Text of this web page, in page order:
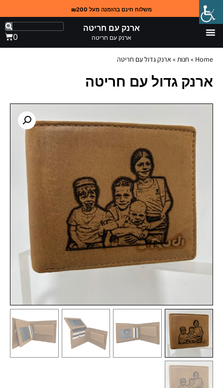
משלוח חינם בהזמנה מעל ₪200
ארנק עם חריטה
ארנק עם חריטה 0
Home
» חנות » ארנק גדול עם חריטה
ארנק גדול עם חריטה